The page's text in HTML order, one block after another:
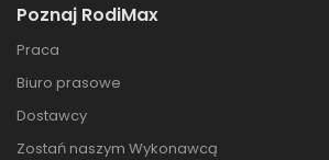
Poznaj RodiMax
Praca
Biuro prasowe
Dostawcy
Zostań naszym Wykonawcą